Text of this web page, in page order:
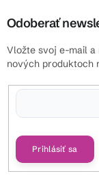
Odoberať
Vložte svoj e-mail a
nových produktoch
Prihlásiť sa